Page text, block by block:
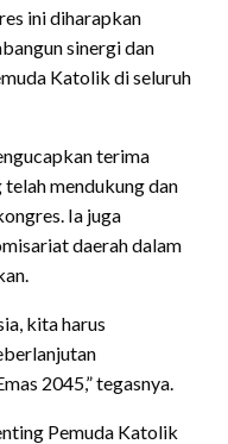
ini diharapkan
sinergi dan
Katolik di seluruh
terima
telah mendukung dan
Ia juga
daerah dalam
kita harus
2045,” tegasnya.
Pemuda Katolik